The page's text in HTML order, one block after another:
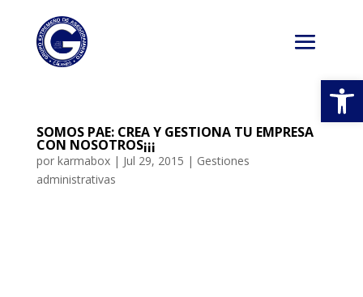
SOMOS PAE: CREA Y GESTIONA TU EMPRESA
CON NOSOTROS¡¡¡
por karmabox| Jul 29, 2015 | Gestiones
administrativas